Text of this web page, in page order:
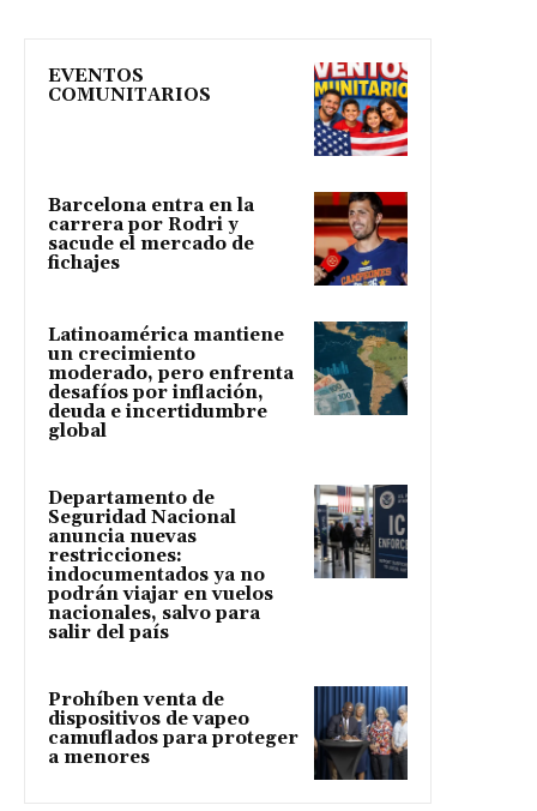
EVENTOS
COMUNITARIOS
Barcelona entra en la
carrera por Rodri y
sacude el mercado de
fichajes
Latinoamérica mantiene
un crecimiento
moderado, pero enfrenta
desafíos por inflación,
deuda e incertidumbre
global
Departamento de
Seguridad Nacional
anuncia nuevas
restricciones:
indocumentados ya no
podrán viajar en vuelos
nacionales, salvo para
salir del país
Prohíben venta de
dispositivos de vapeo
camuflados para proteger
a menores